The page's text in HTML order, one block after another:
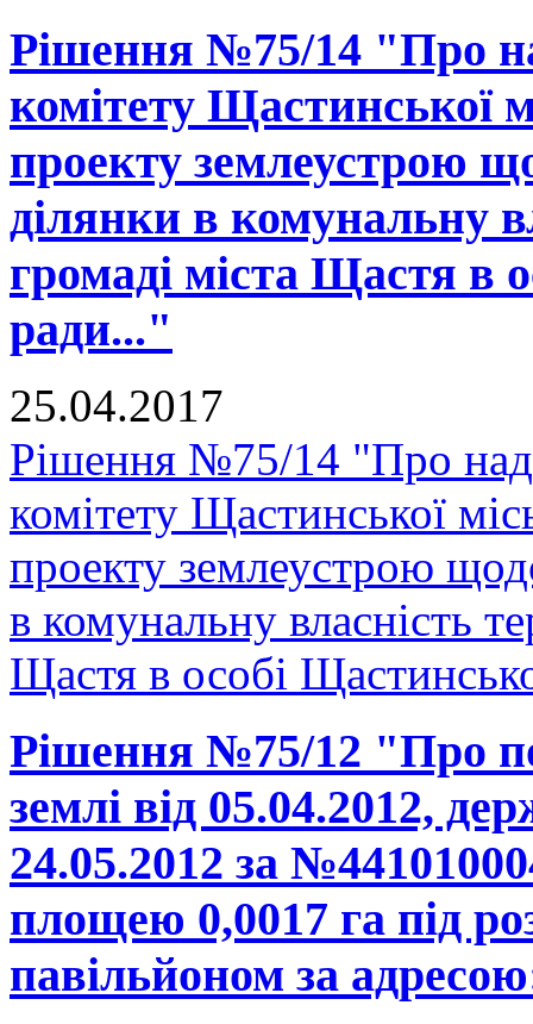
Рішення №75/14 "Про
комітету Щастинської
проекту землеустрою
ділянки в комунальну
громаді міста Щастя в
ради..."
25.04.2017
Рішення №75/14 "Про
комітету Щастинської
проекту землеустрою
в комунальну власність
Щастя в особі
Рішення №75/12 "Про
землі від 05.04.2012,
24.05.2012 за
площею 0,0017 га під
павільйоном за